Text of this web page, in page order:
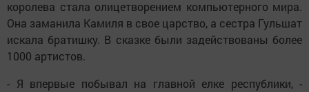
королева стала олицетворением компьютерного мира.
Она заманила Камиля в свое царство, а сестра Гульшат
искала братишку. В сказке были задействованы более
1000 артистов.
- Я впервые побывал на главной елке республики, -